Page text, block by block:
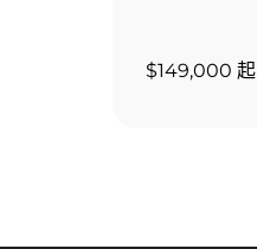
$149,000 起